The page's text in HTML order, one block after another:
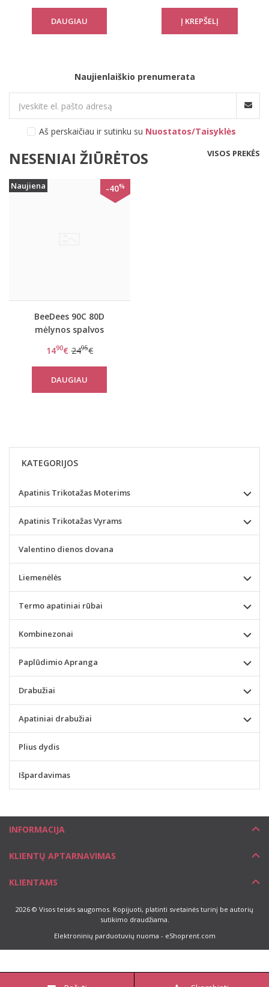
DAUGIAU
Naujienlaiškio prenumerata
Aš perskaičiau ir sutinku su Nuostatos/Taisyklės
NESENIAI ŽIŪRĖTOS VISOS PREKĖS
Naujiena -40%
BeeDees 90C 80D
mėlynos spalvos
2180 W
1490€ 2495€
DAUGIAU
KATEGORIJOS
Apatinis Trikotažas Moterims
Apatinis Trikotažas Vyrams
Valentino dienos dovana
Liemenėlės
Termo apatiniai rūbai
Kombinezonai
Paplūdimio Apranga
Drabužiai
Apatiniai drabužiai
Plius dydis
Išpardavimas
INFORMACIJA
KLIENTŲ APTARNAVIMAS
KLIENTAMS
2026 © Visos teisės saugomos. Kopijuoti, platinti svetainės turinį be autorių
sutikimo draudžiama.
Elektroninių parduotuvių nuoma - eShoprent.com